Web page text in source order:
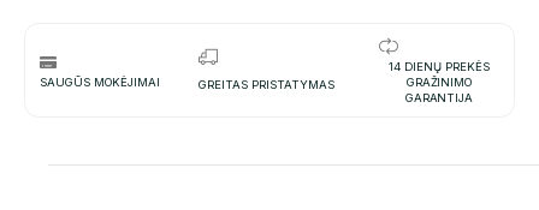
SAUGŪS MOKĖJIMAI GREITAS PRISTATYMAS
14 DIENŲ PREKĖS
GRAŽINIMO
GARANTIJA